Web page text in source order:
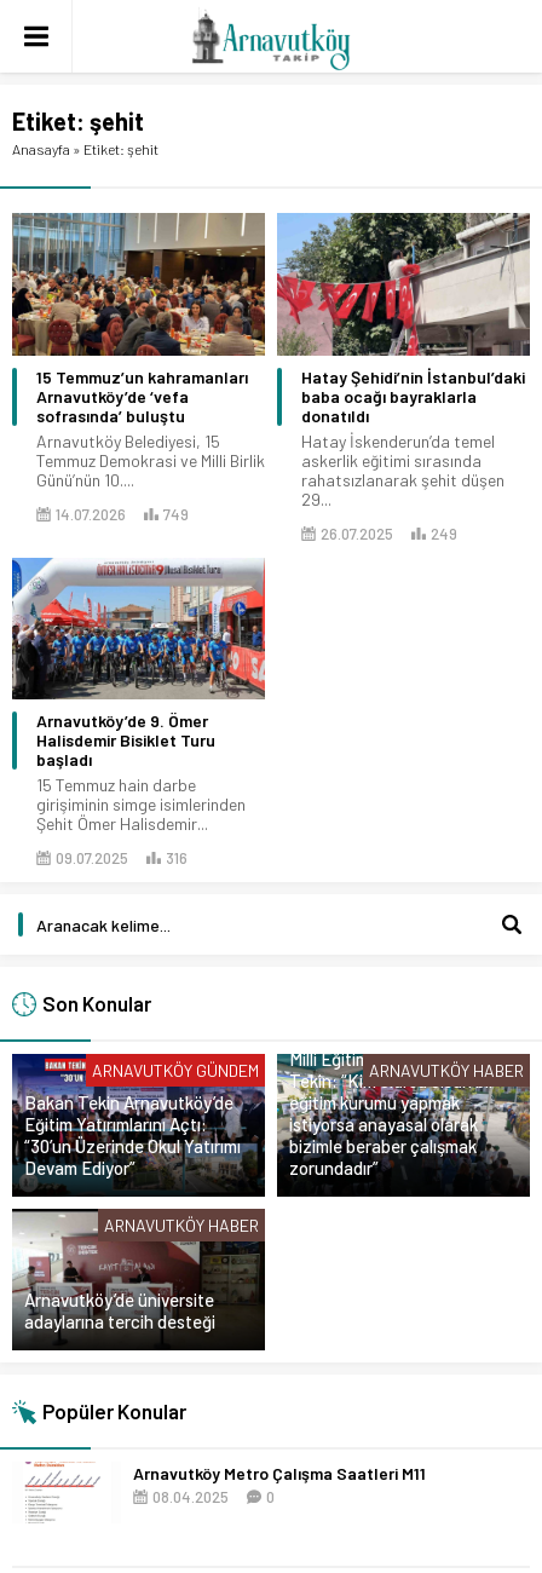
Etiket: şehit
Anasayfa » Etiket: şehit
15 Temmuz’un kahramanları
Arnavutköy’de ‘vefa
sofrasında’ buluştu
Arnavutköy Belediyesi, 15
Temmuz Demokrasi ve Milli Birlik
Günü’nün 10....
14.07.2026 749
Hatay Şehidi’nin İstanbul’daki
baba ocağı bayraklarla
donatıldı
Hatay İskenderun’da temel
askerlik eğitimi sırasında
rahatsızlanarak şehit düşen
29...
26.07.2025 249
Arnavutköy’de 9. Ömer
Halisdemir Bisiklet Turu
başladı
15 Temmuz hain darbe
girişiminin simge isimlerinden
Şehit Ömer Halisdemir...
09.07.2025 316
Son Konular
ARNAVUTKÖY GÜNDEM
Bakan Tekin Arnavutköy’de
Eğitim Yatırımlarını Açtı:
“30’un Üzerinde Okul Yatırımı
Devam Ediyor”
ARNAVUTKÖY HABER
Milli Eğitim Bakanı Yusuf
Tekin: “Kim olursa olsun bir
eğitim kurumu yapmak
istiyorsa anayasal olarak
bizimle beraber çalışmak
zorundadır”
ARNAVUTKÖY HABER
Arnavutköy’de üniversite
adaylarına tercih desteği
Popüler Konular
Arnavutköy Metro Çalışma Saatleri M11
08.04.2025 0